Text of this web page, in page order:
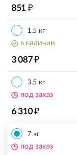
851 ₽
1.5 кг
3 087₽
в наличии
3.5 кг
6 310₽
под заказ
7 кг
под заказ